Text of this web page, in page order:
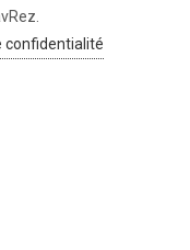
confidentialité